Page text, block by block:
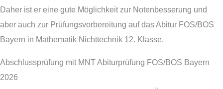
Daher ist er eine gute Möglichkeit zur Notenbesserung und
aber auch zur Prüfungsvorbereitung auf das Abitur FOS/BOS
Bayern in Mathematik Nichttechnik 12. Klasse.
Abschlussprüfung mit MNT Abiturprüfung FOS/BOS Bayern
2026